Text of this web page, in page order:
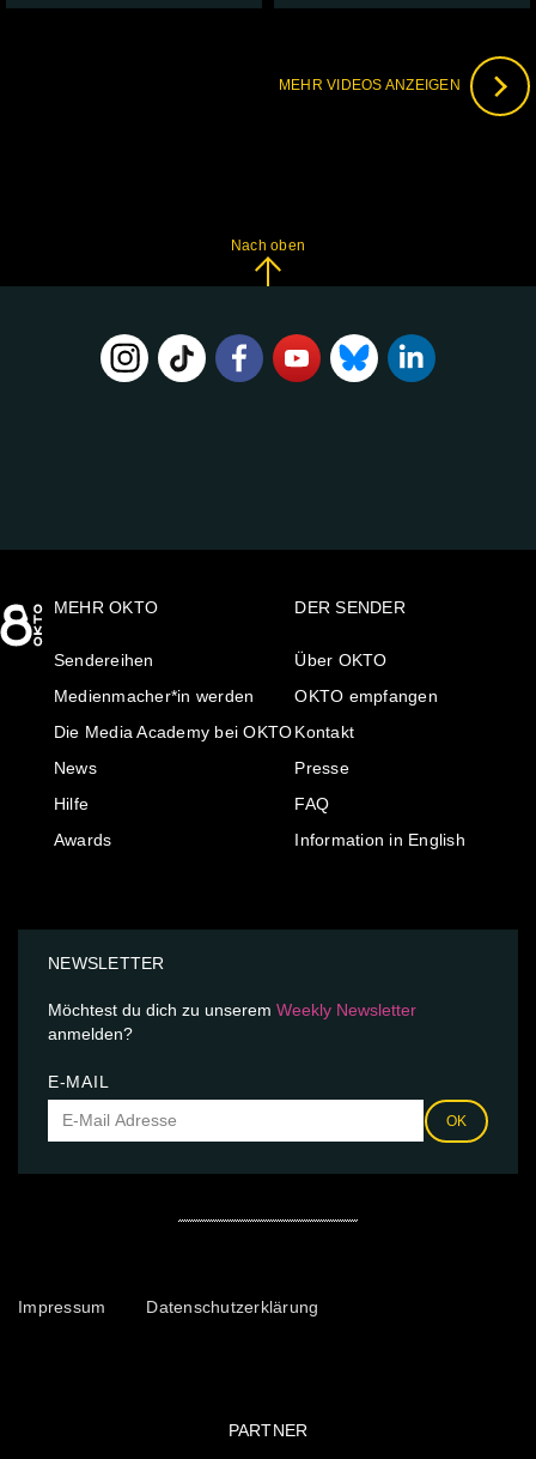
MEHR VIDEOS ANZEIGEN
Nach oben
MEHR OKTO
Sendereihen
Medienmacher*in werden
Die Media Academy bei OKTO
News
Hilfe
Awards
DER SENDER
Über OKTO
OKTO empfangen
Kontakt
Presse
FAQ
Information in English
NEWSLETTER
Möchtest du dich zu unserem Weekly Newsletter
anmelden?
E-MAIL
OK
Impressum Datenschutzerklärung
PARTNER